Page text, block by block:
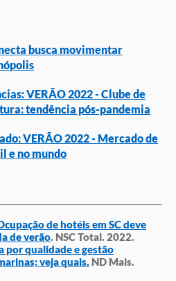
busca movimentar
VERÃO 2022 - Clube de
tendência pós-pandemia
VERÃO 2022 - Mercado de
e no mundo
de hotéis em SC deve
de verão. NSC Total. 2022.
por qualidade e gestão
veja quais. ND Mais.